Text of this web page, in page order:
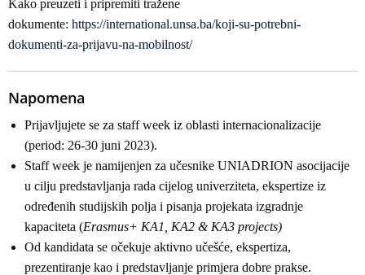
Kako preuzeti i pripremiti tražene
dokumente: https://international.unsa.ba/koji-su-potrebni-
dokumenti-za-prijavu-na-mobilnost/
Napomena
Prijavljujete se za staff week iz oblasti internacionalizacije
(period: 26-30 juni 2023).
Staff week je namijenjen za učesnike UNIADRION asocijacije
u cilju predstavljanja rada cijelog univerziteta, ekspertize iz
određenih studijskih polja i pisanja projekata izgradnje
kapaciteta (Erasmus+ KA1, KA2 & KA3 projects)
Od kandidata se očekuje aktivno učešće, ekspertiza,
prezentiranje kao i predstavljanje primjera dobre prakse.